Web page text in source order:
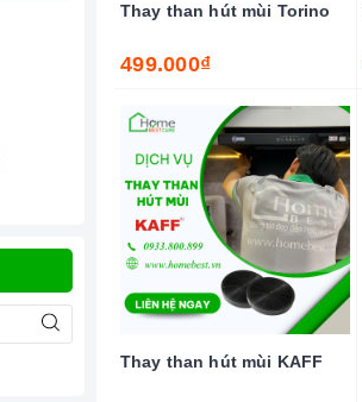
Thay than hút mùi Torino
499.000₫
Thay than hút mùi KAFF